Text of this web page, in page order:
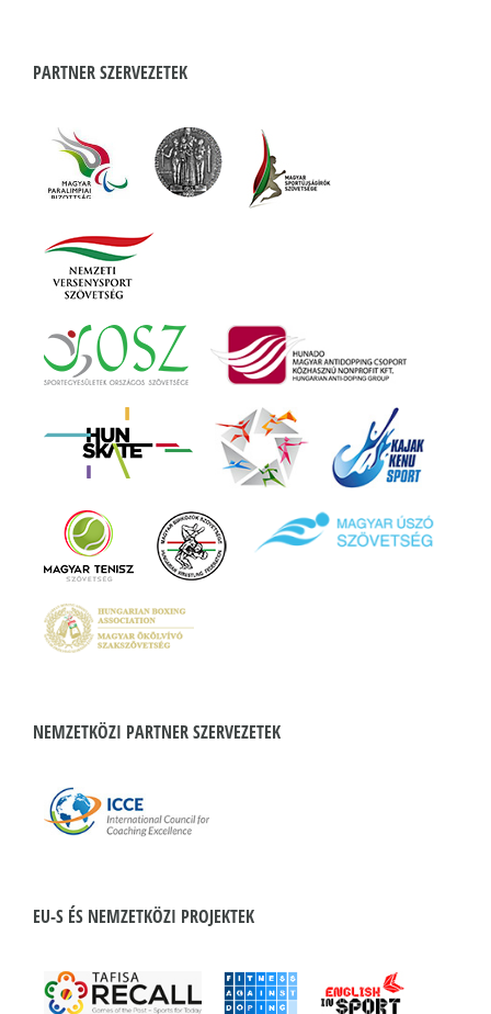
PARTNER SZERVEZETEK
NEMZETKÖZI PARTNER SZERVEZETEK
EU-S ÉS NEMZETKÖZI PROJEKTEK